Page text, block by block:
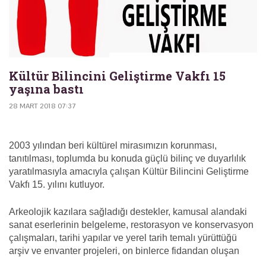
Kültür Bilincini Geliştirme Vakfı 15
yaşına bastı
28 MART 2018 07:37
2003 yılından beri kültürel mirasımızın korunması,
tanıtılması, toplumda bu konuda güçlü bilinç ve duyarlılık
yaratılmasıyla amacıyla çalışan Kültür Bilincini Geliştirme
Vakfı 15. yılını kutluyor.
Arkeolojik kazılara sağladığı destekler, kamusal alandaki
sanat eserlerinin belgeleme, restorasyon ve konservasyon
çalışmaları, tarihi yapılar ve yerel tarih temalı yürüttüğü
arşiv ve envanter projeleri, on binlerce fidandan oluşan